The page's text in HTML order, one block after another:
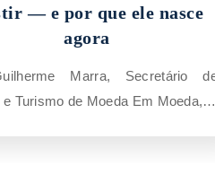
— e por que ele nasce
agora
e Turismo de Moeda Em Moeda,…